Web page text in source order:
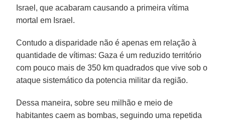
Israel, que acabaram causando a primeira vítima
mortal em Israel.
Contudo a disparidade não é apenas em relação à
quantidade de vítimas: Gaza é um reduzido território
com pouco mais de 350 km quadrados que vive sob o
ataque sistemático da potencia militar da região.
Dessa maneira, sobre seu milhão e meio de
habitantes caem as bombas, seguindo uma repetida